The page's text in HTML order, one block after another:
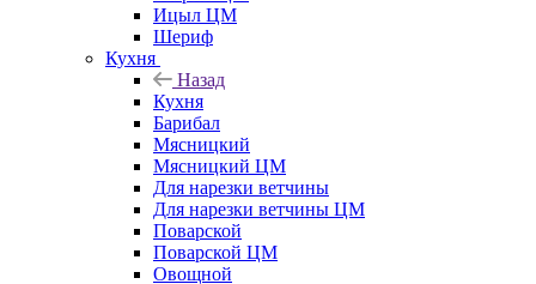
Ицыл ЦМ
Шериф
Кухня
Назад
Кухня
Барибал
Мясницкий
Мясницкий ЦМ
Для нарезки ветчины
Для нарезки ветчины ЦМ
Поварской
Поварской ЦМ
Овощной